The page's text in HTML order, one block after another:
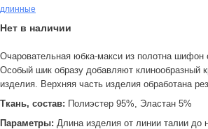
длинные
Нет в наличии
Очаровательная юбка-макси из полотна шифон
Особый шик образу добавляют клинообразный
изделия. Верхняя часть изделия обработана
Ткань, состав: Полиэстер 95%, Эластан 5%
Параметры: Длина изделия от линии талии до